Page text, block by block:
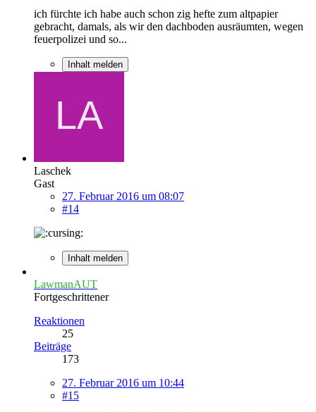
ich fürchte ich habe auch schon zig hefte zum altpapier
gebracht, damals, als wir den dachboden ausräumten, wegen
feuerpolizei und so...
Inhalt melden
Laschek
Gast
27. Februar 2016 um 08:07
#14
Inhalt melden
LawmanAUT
Fortgeschrittener
Reaktionen
25
Beiträge
173
27. Februar 2016 um 10:44
#15